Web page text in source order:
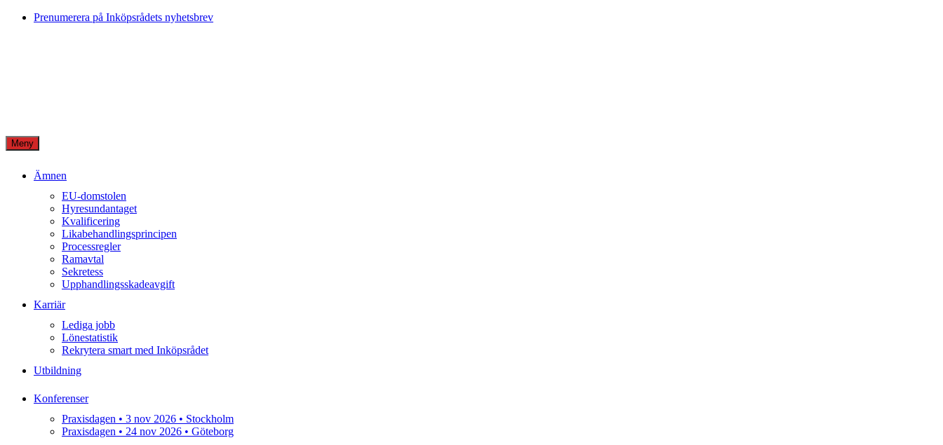
Skip
Prenumerera på Inköpsrådets nyhetsbrev
Meny
Ämnen
EU-domstolen
Hyresundantaget
Kvalificering
Likabehandlingsprincipen
Processregler
Ramavtal
Sekretess
Upphandlingsskadeavgift
Karriär
Lediga jobb
Lönestatistik
Rekrytera smart med Inköpsrådet
Utbildning
Konferenser
Praxisdagen • 3 nov 2026 • Stockholm
Praxisdagen • 24 nov 2026 • Göteborg